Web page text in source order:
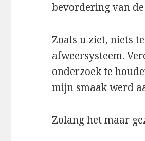
bevordering van
Zoals u ziet, niets
afweersysteem.
onderzoek te
mijn smaak werd
Zolang het maar